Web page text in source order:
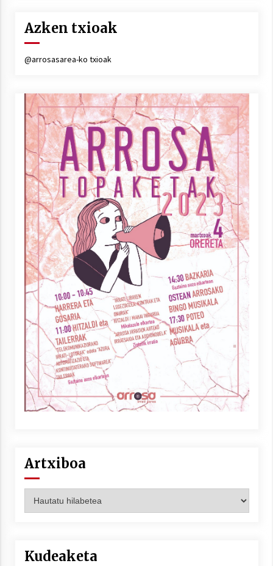
Azken txioak
@arrosasarea-ko txioak
Artxiboa
Kudeaketa